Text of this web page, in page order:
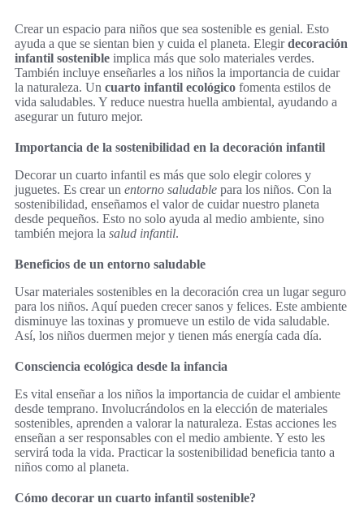
Crear un espacio para niños que sea sostenible es genial. Esto
ayuda a que se sientan bien y cuida el planeta. Elegirdecoración
infantil sostenible implica más que solo materiales verdes.
También incluye enseñarles a los niños la importancia de cuidar
la naturaleza. Un cuarto infantil ecológico fomenta estilos de
vida saludables. Y reduce nuestra huella ambiental, ayudando a
asegurar un futuro mejor.
Importancia de la sostenibilidad en la decoración infantil
Decorar un cuarto infantil es más que solo elegir colores y
juguetes. Es crear un entorno saludable para los niños. Con la
sostenibilidad, enseñamos el valor de cuidar nuestro planeta
desde pequeños. Esto no solo ayuda al medio ambiente, sino
también mejora la salud infantil.
Beneficios de un entorno saludable
Usar materiales sostenibles en la decoración crea un lugar seguro
para los niños. Aquí pueden crecer sanos y felices. Este ambiente
disminuye las toxinas y promueve un estilo de vida saludable.
Así, los niños duermen mejor y tienen más energía cada día.
Consciencia ecológica desde la infancia
Es vital enseñar a los niños la importancia de cuidar el ambiente
desde temprano. Involucrándolos en la elección de materiales
sostenibles, aprenden a valorar la naturaleza. Estas acciones les
enseñan a ser responsables con el medio ambiente. Y esto les
servirá toda la vida. Practicar la sostenibilidad beneficia tanto a
niños como al planeta.
Cómo decorar un cuarto infantil sostenible?